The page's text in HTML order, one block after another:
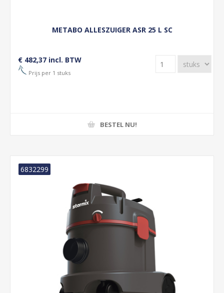
METABO ALLESZUIGER ASR 25 L SC
€ 482,37 incl. BTW
Prijs per 1 stuks
BESTEL NU!
6832299